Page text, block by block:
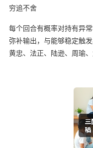
穷追不舍
每个回合有概率对持有异
弥补输出，与能够稳定触
黄忠、法正、陆逊、周瑜、